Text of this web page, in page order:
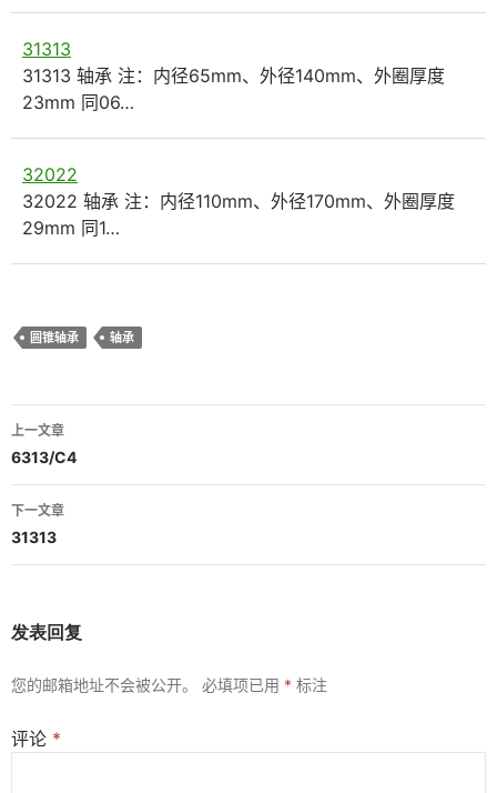
31313
31313 轴承 注：内径65mm、外径140mm、外圈厚度
23mm 同06…
32022
32022 轴承 注：内径110mm、外径170mm、外圈厚度
29mm 同1…
圆锥轴承 轴承
文
章
导
航
上一文章
6313/C4
下一文章
31313
发表回复
您的邮箱地址不会被公开。 必填项已用 * 标注
评论 *